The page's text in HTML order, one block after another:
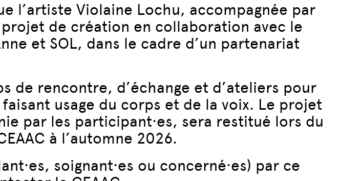
l’artiste Violaine Lochu, accompagnée par
de création en collaboration avec le
et SOL, dans le cadre d’un partenariat
de rencontre, d’échange et d’ateliers pour
usage du corps et de la voix. Le projet
par les participant·es, sera restitué lors du
à l’automne 2026.
soignant·es ou concerné·es) par ce